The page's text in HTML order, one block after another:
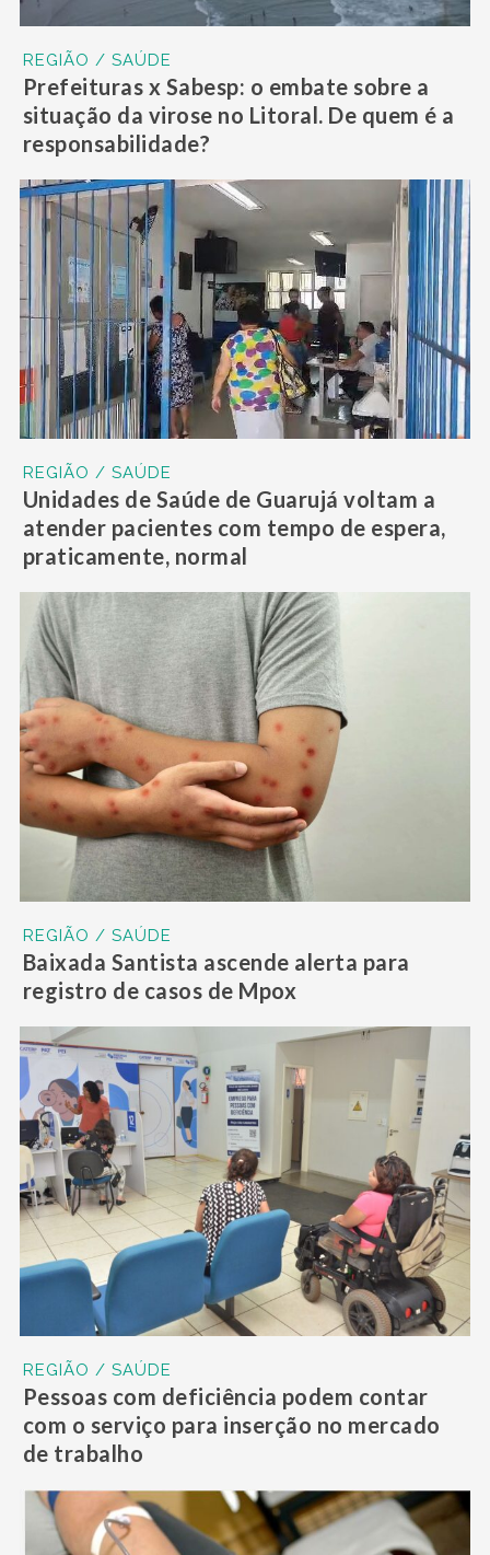
REGIÃO / SAÚDE
Prefeituras x Sabesp: o embate sobre a
situação da virose no Litoral. De quem é a
responsabilidade?
REGIÃO / SAÚDE
Unidades de Saúde de Guarujá voltam a
atender pacientes com tempo de espera,
praticamente, normal
REGIÃO / SAÚDE
Baixada Santista ascende alerta para
registro de casos de Mpox
REGIÃO / SAÚDE
Pessoas com deficiência podem contar
com o serviço para inserção no mercado
de trabalho